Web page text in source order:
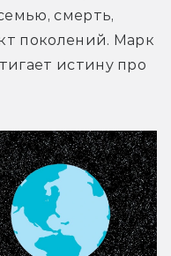
смерть,
поколений. Марк
истину про